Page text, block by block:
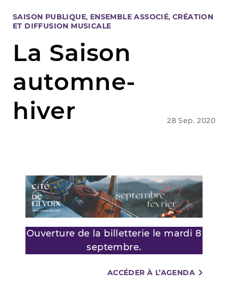
Categories
SAISON PUBLIQUE, ENSEMBLE ASSOCIÉ,CRÉATION
ET DIFFUSION MUSICALE
La Saison
automne-
hiver
28 Sep. 2020
Ouverture de la billetterie le mardi 8
septembre.
ACCÉDER À L’AGENDA